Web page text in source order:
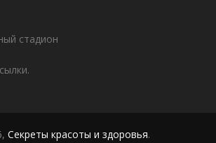
стадион
Секреты красоты и здоровья.